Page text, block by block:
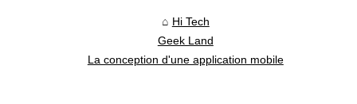
Hi Tech
Geek Land
La conception d'une application mobile